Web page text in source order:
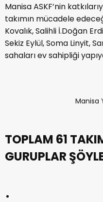
Manisa ASKF’nin
takımın mücadele
Kovalık, Salihli İ.Doğan
Sekiz Eylül, Soma Linyit,
sahaları ev sahipliği
Manisa
TOPLAM 61
GURUPLAR